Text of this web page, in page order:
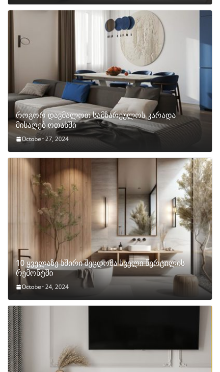
როგორ დავმალოთ სამზარეულოს კარადა
მისაღებ ოთახში
October 27, 2024
10 ყველაზე ხშირი შეცდომა სველი წერტილის
რემონტში
October 24, 2024